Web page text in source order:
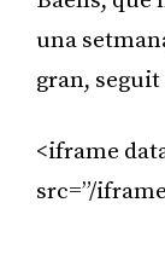
una
gran, seguit
<iframe
src=”/